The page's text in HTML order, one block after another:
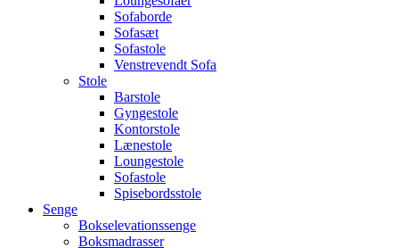
Sofaborde
Sofasæt
Sofastole
Venstrevendt Sofa
Stole
Barstole
Gyngestole
Kontorstole
Lænestole
Loungestole
Sofastole
Spisebordsstole
Senge
Bokselevationssenge
Boksmadrasser